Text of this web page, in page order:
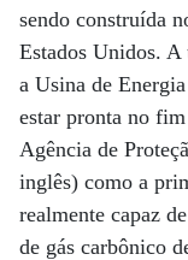
sendo construída
Estados Unidos.
a Usina de
estar pronta no
Agência de
inglês) como a
realmente capaz
de gás carbônico